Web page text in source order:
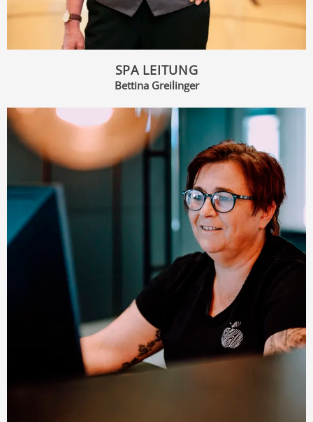
SPA LEITUNG
Bettina Greilinger